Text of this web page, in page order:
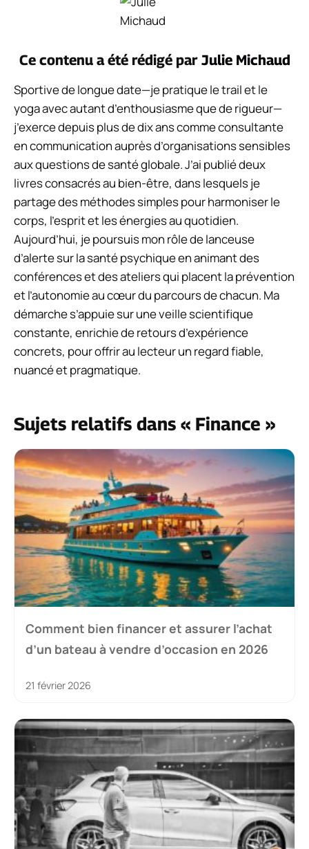
Ce contenu a été rédigé par Julie Michaud
Sportive de longue date—je pratique le trail et le
yoga avec autant d’enthousiasme que de rigueur—
j’exerce depuis plus de dix ans comme consultante
en communication auprès d’organisations sensibles
aux questions de santé globale. J’ai publié deux
livres consacrés au bien-être, dans lesquels je
partage des méthodes simples pour harmoniser le
corps, l’esprit et les énergies au quotidien.
Aujourd’hui, je poursuis mon rôle de lanceuse
d’alerte sur la santé psychique en animant des
conférences et des ateliers qui placent la prévention
et l’autonomie au cœur du parcours de chacun. Ma
démarche s’appuie sur une veille scientifique
constante, enrichie de retours d’expérience
concrets, pour offrir au lecteur un regard fiable,
nuancé et pragmatique.
Sujets relatifs dans « Finance »
Comment bien financer et assurer l’achat
d’un bateau à vendre d’occasion en 2026
21 février 2026